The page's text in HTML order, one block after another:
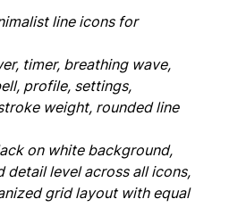
line icons for
timer, breathing wave,
profile, settings,
weight, rounded line
on white background,
detail level across all icons,
grid layout with equal